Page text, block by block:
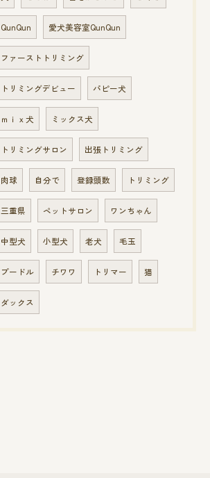
QunQun 愛犬美容室QunQun
ファーストトリミング
トリミングデビュー パピー犬
ｍｉｘ犬 ミックス犬
トリミングサロン 出張トリミング
肉球 自分で 登録頭数 トリミング
三重県 ペットサロン ワンちゃん
中型犬 小型犬 老犬 毛玉
プードル チワワ トリマー 猫
ダックス